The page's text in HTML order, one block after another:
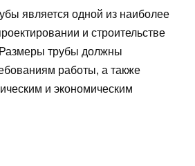
является одной из наиболее
и строительстве
трубы должны
работы, а также
и экономическим